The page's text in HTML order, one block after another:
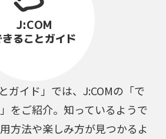
J:COM
きることガイド
ガイド」では、J:COMの「で
をご紹介。知っているようで
方法や楽しみ方が見つかるよ